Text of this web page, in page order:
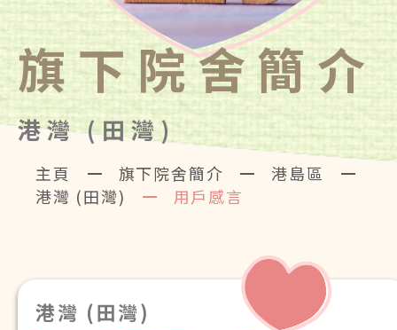
旗下院舍簡介
港灣 (田灣)
主頁 旗下院舍簡介
港島區
港灣 (田灣)
用戶感言
港灣 (田灣)